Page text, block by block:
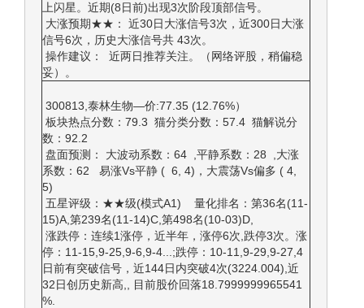
上闪星。近期(8日前)出现3次阶段顶部信号。
大涨预期★★： 近30日大涨信号3次，近300日大涨
信号6次，历史大涨信号共 43次。
操作建议： 近两日推荐关注。（网络评股，稍偏稳
妥）。
300813,泰林生物—价:77.35 (12.76%）
板块热点分数：79.3 猫分类分数：57.4 猫解说分
数：92.2
盘面预测： 大波动系数：64 ,平静系数：28 ,大涨
系数：62 易涨Vs平静 ( 6, 4)，大震荡Vs偏多 ( 4,
5)
五星评级：★★级(模式A1) 量化排名：第36名(11-
15)A,第239名(11-14)C,第498名(10-03)D,
涨跌停：连续1涨停，近半年，涨停6次,跌停3次。涨
停：11-15,9-25,9-6,9-4...;跌停：10-11,9-29,9-27,4
日前有突破信号，近144日内突破4次(3224.004),近
32日创历史新高,, 目前股价回落18.7999999965541
%.